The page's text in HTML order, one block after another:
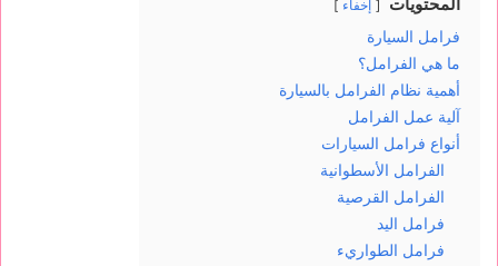
إخفاء
فرامل السيارة
ما هي الفرامل؟
أهمية نظام الفرامل بالسيارة
آلية عمل الفرامل
أنواع فرامل السيارات
الفرامل الأسطوانية
الفرامل القرصية
فرامل اليد
فرامل الطواريء